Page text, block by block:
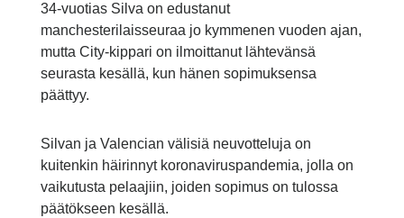
34-vuotias Silva on edustanut
manchesterilaisseuraa jo kymmenen vuoden ajan,
mutta City-kippari on ilmoittanut lähtevänsä
seurasta kesällä, kun hänen sopimuksensa
päättyy.
Silvan ja Valencian välisiä neuvotteluja on
kuitenkin häirinnyt koronaviruspandemia, jolla on
vaikutusta pelaajiin, joiden sopimus on tulossa
päätökseen kesällä.